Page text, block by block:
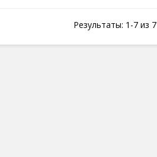
Результаты: 1-7 из 7